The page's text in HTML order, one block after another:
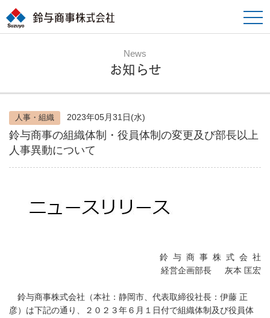
toggle
News
お知らせ
人事・組織 2023年05月31日(水)
鈴与商事の組織体制・役員体制の変更及び部長以上
人事異動について
鈴 与 商 事 株 式 会 社
経営企画部長 灰本 匡宏
鈴与商事株式会社（本社：静岡市、代表取締役社長：伊藤 正
彦）は下記の通り、２０２３年６月１日付で組織体制及び役員体